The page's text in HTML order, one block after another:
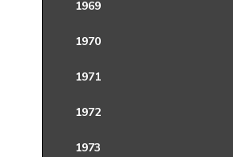
1969
1970
1971
1972
1973